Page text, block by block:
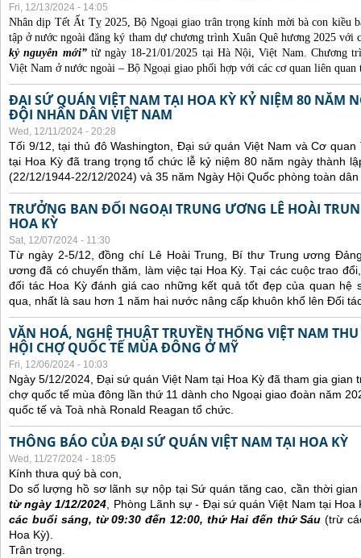
Fri, 12/13/2024 - 14:05
Nhân dịp Tết Ất Tỵ 2025, Bộ Ngoại giao trân trọng kính mời bà con kiều
tập ở nước ngoài đăng ký tham dự chương trình Xuân Quê hương 2025 với
kỷ nguyên mới”từ ngày 18-21/01/2025 tại Hà Nội, Việt Nam. Chương
Việt Nam ở nước ngoài – Bộ Ngoại giao phối hợp với các cơ quan liên quan
ĐẠI SỨ QUÁN VIỆT NAM TẠI HOA KỲ KỶ NIỆM 80 NĂM
ĐỘI NHÂN DÂN VIỆT NAM
Wed, 12/11/2024 - 20:28
Tối 9/12, tại thủ đô Washington, Đại sứ quán Việt Nam và Cơ quan
tại Hoa Kỳ đã trang trọng tổ chức lễ kỷ niệm 80 năm ngày thành
(22/12/1944-22/12/2024) và 35 năm Ngày Hội Quốc phòng toàn
TRƯỞNG BAN ĐỐI NGOẠI TRUNG ƯƠNG LÊ HOÀI
HOA KỲ
Sat, 12/07/2024 - 11:30
Từ ngày 2-5/12, đồng chí Lê Hoài Trung, Bí thư Trung ương
ương đã có chuyến thăm, làm việc tại Hoa Kỳ. Tại các cuộc trao
đối tác Hoa Kỳ đánh giá cao những kết quả tốt đẹp của quan hệ
qua, nhất là sau hơn 1 năm hai nước nâng cấp khuôn khổ lên Đối
VĂN HOÁ, NGHỆ THUẬT TRUYỀN THỐNG VIỆT NAM
HỘI CHỢ QUỐC TẾ MÙA ĐÔNG Ở MỸ
Fri, 12/06/2024 - 10:03
Ngày 5/12/2024, Đại sứ quán Việt Nam tại Hoa Kỳ đã tham gia gian
chợ quốc tế mùa đông lần thứ 11 dành cho Ngoại giao đoàn năm
quốc tế và Toà nhà Ronald Reagan tổ chức.
THÔNG BÁO CỦA ĐẠI SỨ QUÁN VIỆT NAM TẠI HOA KỲ
Wed, 11/27/2024 - 18:05
Kính thưa quý bà con,
Do số lượng hồ sơ lãnh sự nộp tại Sứ quán tăng cao, cần thời
từ ngày 1/12/2024 , Phòng Lãnh sự - Đại sứ quán Việt Nam tại
các buổi sáng, từ 09:30 đến 12:00, thứ Hai đến thứ Sáu (trừ
Hoa Kỳ).
Trân trọng.